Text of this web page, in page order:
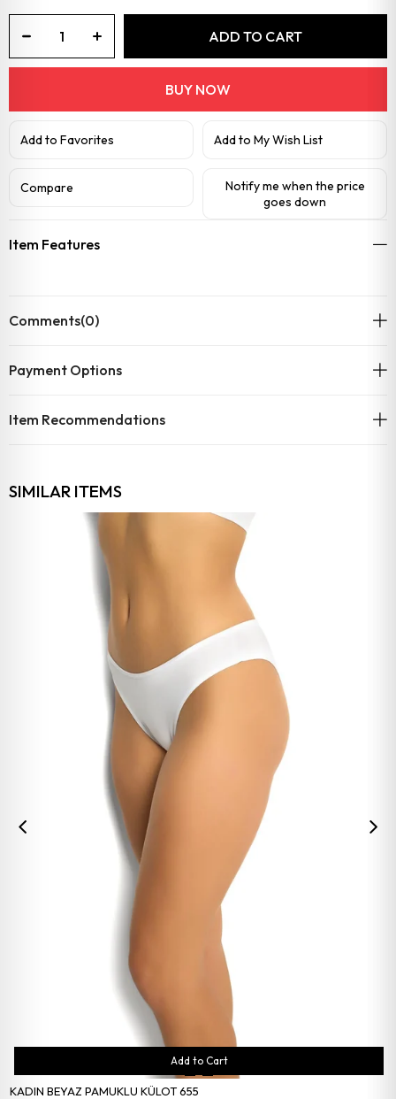
Add to Favorites Add to My Wish List
Compare
Notify me when the price
goes down
Item Features
Comments(0)
Payment Options
Item Recommendations
SIMILAR ITEMS
KADIN BEYAZ PAMUKLU KÜLOT 655
Add to Cart